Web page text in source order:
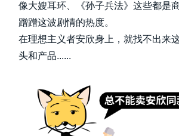
像大嫂耳环、《孙子兵法》这些都是
蹭蹭这波剧情的热度。
在理想主义者安欣身上，就找不出来
头和产品......